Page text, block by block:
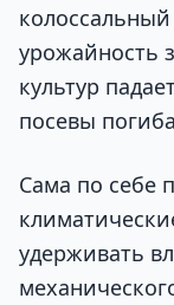
урожайность
культур
посевы
Сама по себе
удерживать